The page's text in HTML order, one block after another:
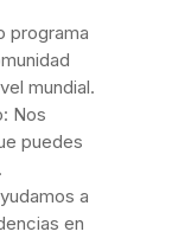
programa
mundial.
Nos
puedes
a
en